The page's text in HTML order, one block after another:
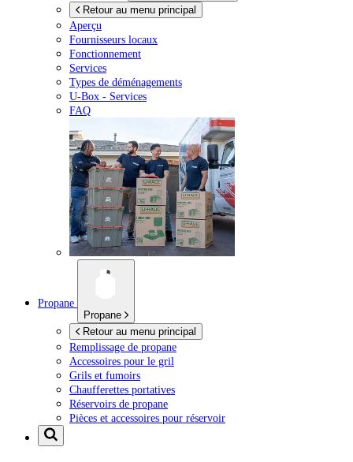
Retour au menu principal
Aperçu
Fournisseurs locaux
Fonctionnement
Services
Types de déménagements
U-Box - Services
FAQ
Propane
Propane
Retour au menu principal
Remplissage de propane
Accessoires pour le gril
Grils et fumoirs
Chaufferettes portatives
Réservoirs de propane
Pièces et accessoires pour réservoir